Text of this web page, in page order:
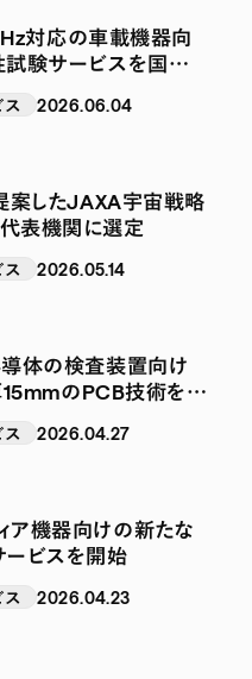
対応の車載機器向
験サービスを国内
ス 2026.06.04
案したJAXA宇宙戦略
表機関に選定
ス 2026.05.14
体の検査装置向け
15mmのPCB技術を確
ス 2026.04.27
ア機器向けの新たな
ビスを開始
ス 2026.04.23